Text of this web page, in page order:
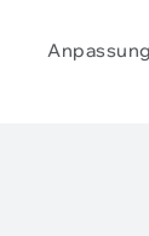
Anpassung